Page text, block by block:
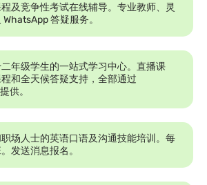
及竞争性考试在线辅导。专业教师、灵
答疑服务。
年级学生的一站式学习中心。直播课
和全天候答疑支持，全部通过
供。
场人士的英语口语及沟通技能培训。每
发送消息报名。